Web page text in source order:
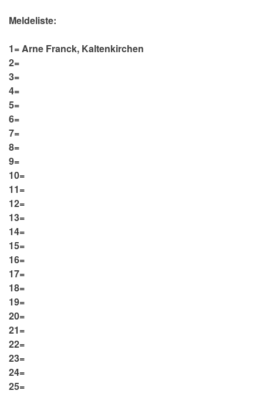
Meldeliste:
1= Arne Franck, Kaltenkirchen
2=
3=
4=
5=
6=
7=
8=
9=
10=
11=
12=
13=
14=
15=
16=
17=
18=
19=
20=
21=
22=
23=
24=
25=